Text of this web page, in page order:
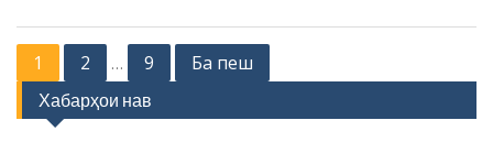
s
1 2 … 9 Ба пеш
Хабарҳои нав